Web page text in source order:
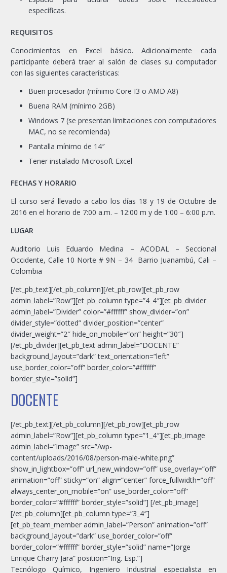
específicas.
REQUISITOS
Conocimientos en Excel básico. Adicionalmente cada
participante deberá traer al salón de clases su computador
con las siguientes características:
Buen procesador (mínimo Core I3 o AMD A8)
Buena RAM (mínimo 2GB)
Windows 7 (se presentan limitaciones con computadores
MAC, no se recomienda)
Pantalla mínimo de 14″
Tener instalado Microsoft Excel
FECHAS Y HORARIO
El curso será llevado a cabo los días 18 y 19 de Octubre de
2016 en el horario de 7:00 a.m. – 12:00 m y de 1:00 – 6:00 p.m.
LUGAR
Auditorio Luis Eduardo Medina – ACODAL – Seccional
Occidente, Calle 10 Norte # 9N – 34 Barrio Juanambú, Cali –
Colombia
[/et_pb_text][/et_pb_column][/et_pb_row][et_pb_row
admin_label=”Row”][et_pb_column type=”4_4″][et_pb_divider
admin_label=”Divider” color=”#ffffff” show_divider=”on”
divider_style=”dotted” divider_position=”center”
divider_weight=”2″ hide_on_mobile=”on” height=”30″]
[/et_pb_divider][et_pb_text admin_label=”DOCENTE”
background_layout=”dark” text_orientation=”left”
use_border_color=”off” border_color=”#ffffff”
border_style=”solid”]
DOCENTE
[/et_pb_text][/et_pb_column][/et_pb_row][et_pb_row
admin_label=”Row”][et_pb_column type=”1_4″][et_pb_image
admin_label=”Image” src=”/wp-
content/uploads/2016/08/person-male-white.png”
show_in_lightbox=”off” url_new_window=”off” use_overlay=”off”
animation=”off” sticky=”on” align=”center” force_fullwidth=”off”
always_center_on_mobile=”on” use_border_color=”off”
border_color=”#ffffff” border_style=”solid”] [/et_pb_image]
[/et_pb_column][et_pb_column type=”3_4″]
[et_pb_team_member admin_label=”Person” animation=”off”
background_layout=”dark” use_border_color=”off”
border_color=”#ffffff” border_style=”solid” name=”Jorge
Enrique Charry Jara” position=”Ing. Esp.”]
Tecnólogo Químico, Ingeniero Industrial especialista en